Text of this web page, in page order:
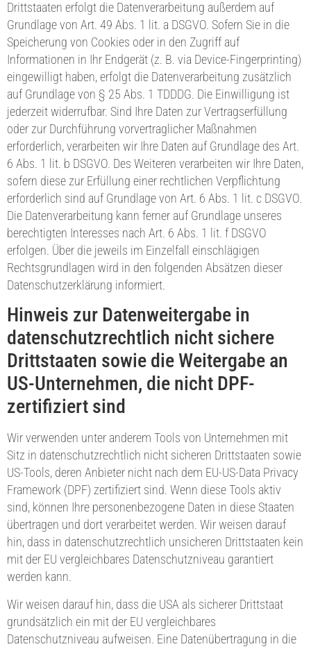
Drittstaaten erfolgt die Datenverarbeitung außerdem auf
Grundlage von Art. 49 Abs. 1 lit. a DSGVO. Sofern Sie in die
Speicherung von Cookies oder in den Zugriff auf
Informationen in Ihr Endgerät (z. B. via Device-Fingerprinting)
eingewilligt haben, erfolgt die Datenverarbeitung zusätzlich
auf Grundlage von § 25 Abs. 1 TDDDG. Die Einwilligung ist
jederzeit widerrufbar. Sind Ihre Daten zur Vertragserfüllung
oder zur Durchführung vorvertraglicher Maßnahmen
erforderlich, verarbeiten wir Ihre Daten auf Grundlage des Art.
6 Abs. 1 lit. b DSGVO. Des Weiteren verarbeiten wir Ihre Daten,
sofern diese zur Erfüllung einer rechtlichen Verpflichtung
erforderlich sind auf Grundlage von Art. 6 Abs. 1 lit. c DSGVO.
Die Datenverarbeitung kann ferner auf Grundlage unseres
berechtigten Interesses nach Art. 6 Abs. 1 lit. f DSGVO
erfolgen. Über die jeweils im Einzelfall einschlägigen
Rechtsgrundlagen wird in den folgenden Absätzen dieser
Datenschutzerklärung informiert.
Hinweis zur Datenweitergabe in
datenschutzrechtlich nicht sichere
Drittstaaten sowie die Weitergabe an
US-Unternehmen, die nicht DPF-
zertifiziert sind
Wir verwenden unter anderem Tools von Unternehmen mit
Sitz in datenschutzrechtlich nicht sicheren Drittstaaten sowie
US-Tools, deren Anbieter nicht nach dem EU-US-Data Privacy
Framework (DPF) zertifiziert sind. Wenn diese Tools aktiv
sind, können Ihre personenbezogene Daten in diese Staaten
übertragen und dort verarbeitet werden. Wir weisen darauf
hin, dass in datenschutzrechtlich unsicheren Drittstaaten kein
mit der EU vergleichbares Datenschutzniveau garantiert
werden kann.
Wir weisen darauf hin, dass die USA als sicherer Drittstaat
grundsätzlich ein mit der EU vergleichbares
Datenschutzniveau aufweisen. Eine Datenübertragung in die